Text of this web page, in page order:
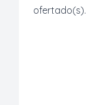
ofertado(s).